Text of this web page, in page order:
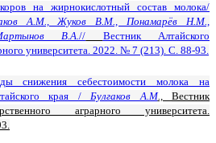
на жирнокислотный состав молока/
А.М., Жуков В.М., Понамарёв Н.М.,
В.А.//
Вестник Алтайского
университета. 2022. № 7 (213). С. 88-93.
снижения себестоимости молока на
края / Булгаков А.М., Вестник
аграрного университета.